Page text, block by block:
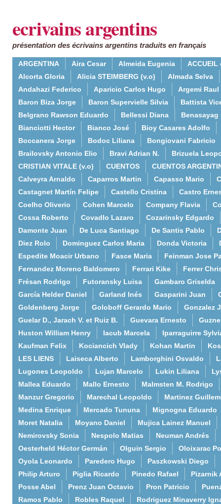
ecrivains argentins
présentation des écrivains argentins traduits en français
ARGENTINA Aira Cesar Almeida Eugenia
ACCUEIL
Alcorta Gloria
Alicia STEIMBERG (v.o)
Almada Selva
Andahazi Federico
Aparicio Carlos Hugo
Argemi Raul
Baron Biza Jorge
Baron Supervielle Silvia
Battista
Belgrano Rawson Eduardo
Bellessi Diana
Benasayag
Bianciotti Hector
Bianco José
Bioy Casares Adolfo
Boccanera Jorge
Bodoc Liliana
Bongiovani Fabricio
Brailovsky Antonio Elio
Bravi Adrian N.
Brizuela
CRISTIAN VITALE (v.o)
CUENTOS
CUENTOS
Calveyra Arnaldo
Caparros Martin Capasso Mario
Castagnet Martín Felipe
Castello Cristina
Castro
Coelho Oliverio
Cohen Marcelo Company Flavia
Cossa Roberto
Covadlo Lazaro
Cozarinsky Edgardo
Damonte Juan
De Luca Santiago De Santis Pablo
Diez Rolo
Dominguez Carlos Maria Donda Victoria
Espedite Moacir Urbano
Fasce Maria
Feinman Jose
Fernandez Moreno Baldomero
Ferrari Kike
Ferrer
Frésan Rodrigo
Futoransky Luisa
Gambaro Griselda
García Helder Daniel
Garland Inés Gasparini Juan
Goldenberg Jorge
Goloboff Gerardo Mario
Gonzalez
Guelar D., Jarach V. et Ruiz B.
Guevara Ernesto
Huston William Henry
Iacub Marcela
Iparraguirre
Kaufman Felix
Kociancich Vlady Kohan Martin
LES LIENS
Laiseca Alberto Lamborghini Osvaldo
Lugones Leopoldo
Lujan Marcelo Lukin Liliana
Mallea Eduardo
Mallo Ernesto
Malmsten M. Rodrigo
Manzur Gregorio
Marechal Leopoldo
Martinez
Medina Enrique
Mercado Tununa
Mignogna Eduardo
Moret Natalia
Moyano Daniel
Mujica Lainez Manuel
Nemirovsky Sonia
Nespolo Matias
Neuman Andrés
Oesterheld Héctor Germán
Olguin Sergio
Oloixarac
Oyola Leonardo
Paredero Hugo
Paszkowski Diego
Philip Arturo
Piglia Ricardo Pinedo Rafael
Pizarnik
Posse Abel
Prenz Juan Octavio Pron Patricio
Ramos Pablo
Robles Raquel
Rodriguez Minaverry